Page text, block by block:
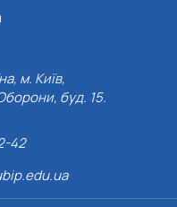
м. Київ,
буд. 15.
42